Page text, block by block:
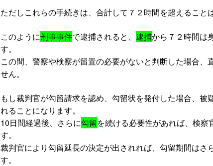
ただしこれらの手続きは、合計して７２時間を超えること
このように刑事事件で逮捕されると、 逮捕から７２時間は
す。
この間、警察や検察が留置の必要がないと判断した場合、
せん。
もし裁判官が勾留請求を認め、勾留状を発付した場合、被
れることになります。
10日間経過後、さらに勾留を続ける必要性があれば、検察
す。
裁判官により勾留延長の決定が出されれば、勾留期間はさ
す。